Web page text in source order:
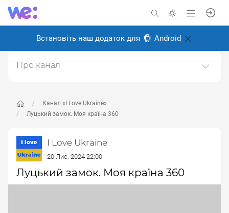
Встановіть наш додаток для Android
Канал «I Love Ukraine»
Луцький замок. Моя країна 360
I Love Ukraine
20 Лис. 2024 22:00
Луцький замок. Моя країна 360
Про канал
Україну.
Відповідальні: